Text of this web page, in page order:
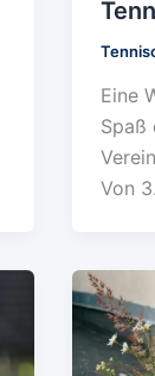
Eine
Spaß
Von